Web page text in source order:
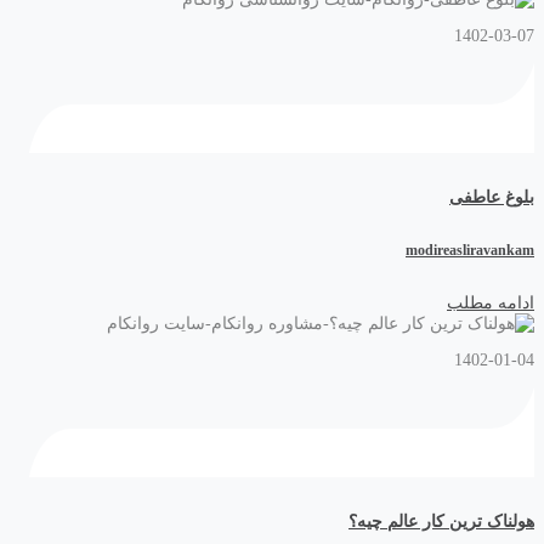
1402-03-07
بلوغ عاطفی
modireasliravankam
ادامه مطلب
1402-01-04
هولناک ترین کار عالم چیه؟